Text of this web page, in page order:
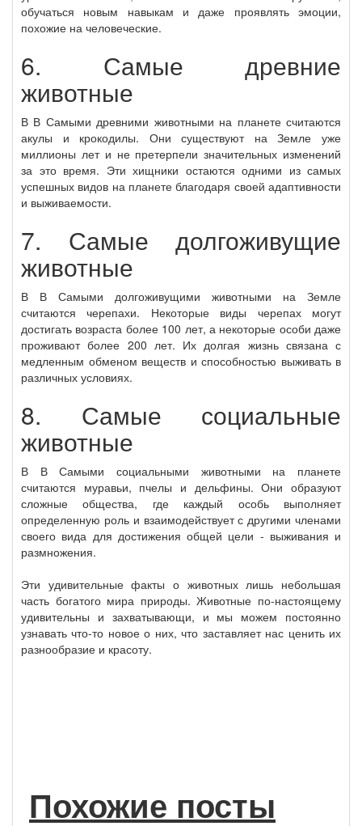
обучаться новым навыкам и даже проявлять эмоции,
похожие на человеческие.
6. Самые древние
животные
В В Самыми древними животными на планете считаются
акулы и крокодилы. Они существуют на Земле уже
миллионы лет и не претерпели значительных изменений
за это время. Эти хищники остаются одними из самых
успешных видов на планете благодаря своей адаптивности
и выживаемости.
7. Самые долгоживущие
животные
В В Самыми долгоживущими животными на Земле
считаются черепахи. Некоторые виды черепах могут
достигать возраста более 100 лет, а некоторые особи даже
проживают более 200 лет. Их долгая жизнь связана с
медленным обменом веществ и способностью выживать в
различных условиях.
8. Самые социальные
животные
В В Самыми социальными животными на планете
считаются муравьи, пчелы и дельфины. Они образуют
сложные общества, где каждый особь выполняет
определенную роль и взаимодействует с другими членами
своего вида для достижения общей цели - выживания и
размножения.
Эти удивительные факты о животных лишь небольшая
часть богатого мира природы. Животные по-настоящему
удивительны и захватывающи, и мы можем постоянно
узнавать что-то новое о них, что заставляет нас ценить их
разнообразие и красоту.
Похожие посты